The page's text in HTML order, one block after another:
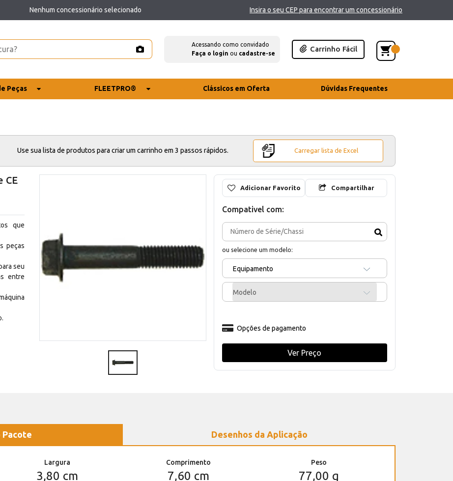
Nenhum concessionário selecionado Insira o seu CEP para encontrar um concessionário
Acessando como convidado
Faça o login ou cadastre-se
Carrinho Fácil
Peças FLEETPRO® Clássicos em Oferta Dúvidas Frequentes
Use sua lista de produtos para criar um carrinho em 3 passos rápidos. Carregar lista de Excel
CE
que
peças
seu
entre
Adicionar Favorito Compartilhar
Compativel com:
ou selecione um modelo:
Equipamento
Modelo
Opções de pagamento
Ver Preço
Pacote Desenhos da Aplicação
Largura
3,80 cm
Comprimento
7,60 cm
Peso
77,00 g